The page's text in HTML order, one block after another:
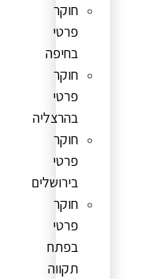
חוקר
פרטי
בחיפה
חוקר
פרטי
בהרצליה
חוקר
פרטי
בירושלים
חוקר
פרטי
בפתח
תקווה